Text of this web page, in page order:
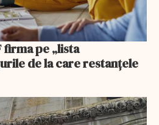
firma pe „lista
de la care restanțele